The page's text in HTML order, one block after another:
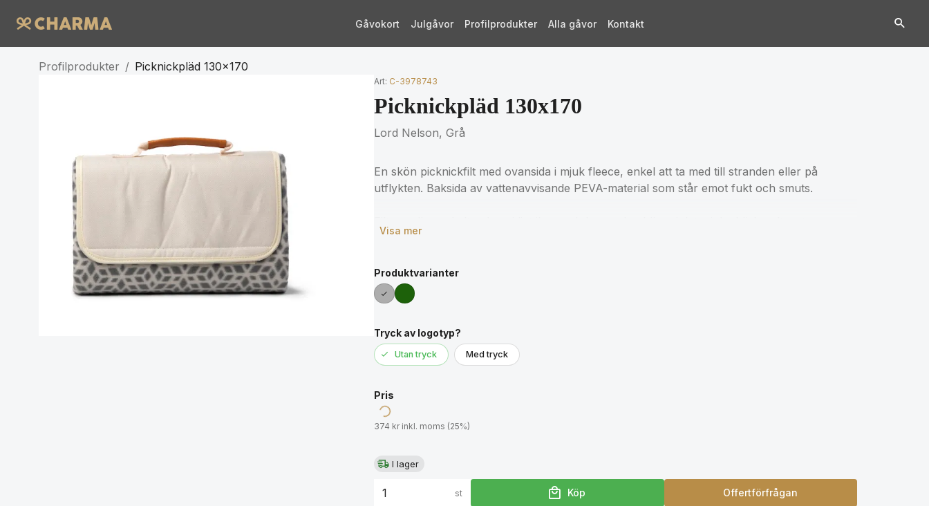
Gåvokort Julgåvor Profilprodukter Alla gåvor Kontakt
Profilprodukter / Picknickpläd 130x170
Art: C-3978743
Picknickpläd 130x170
Lord Nelson, Grå
En skön picknickfilt med ovansida i mjuk fleece, enkel att ta med till stranden eller på
utflykten. Baksida av vattenavvisande PEVA-material som står emot fukt och smuts.
Tillverkad av återvunnet material från PET-flaskor med handtag i kraftig bomull och
Visa mer
Produktvarianter
Tryck av logotyp?
Utan tryck Med tryck
Pris
374 kr inkl. moms (25%)
I lager
st Köp Offertförfrågan